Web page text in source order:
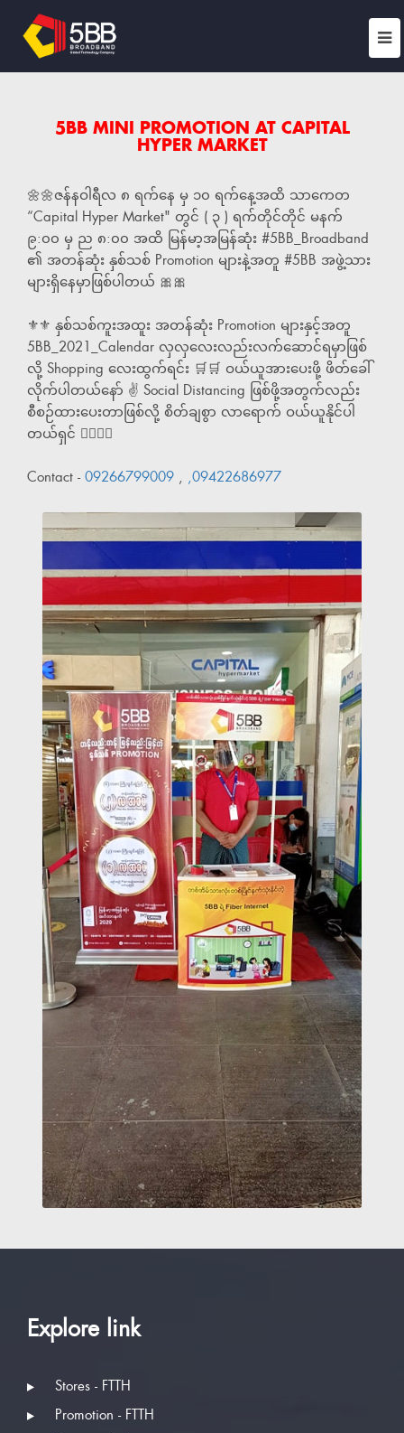
5BB MINI PROMOTION AT CAPITAL
HYPER MARKET
🌼🌼ဇန်နဝါရီလ ၈ ရက်နေ မှ ၁၀ ရက်နေ့အထိ သာကေတ
“Capital Hyper Market" တွင် ( ၃ ) ရက်တိုင်တိုင် မနက်
၉:၀၀ မှ ည ၈:၀၀ အထိ မြန်မာ့အမြန်ဆုံး #5BB_Broadband
၏ အတန်ဆုံး နှစ်သစ် Promotion များနဲ့အတူ #5BB အဖွဲ့သား
များရှိနေမှာဖြစ်ပါတယ် 🎀🎀
⚜️⚜️ နှစ်သစ်ကူးအထူး အတန်ဆုံး Promotion များနှင့်အတူ
5BB_2021_Calendar လှလှလေးလည်းလက်ဆောင်ရမှာဖြစ်
လို့ Shopping လေးထွက်ရင်း 🛒🛒 ဝယ်ယူအားပေးဖို့ ဖိတ်ခေါ်
လိုက်ပါတယ်နော် ✌️ Social Distancing ဖြစ်ဖို့အတွက်လည်း
စီစဉ်ထားပေးတာဖြစ်လို့ စိတ်ချစွာ လာရောက် ဝယ်ယူနိုင်ပါ
တယ်ရှင် 🏃‍♂️🏃‍♀️
Contact - 09266799009 , ,09422686977
Explore link
Stores - FTTH
Promotion - FTTH